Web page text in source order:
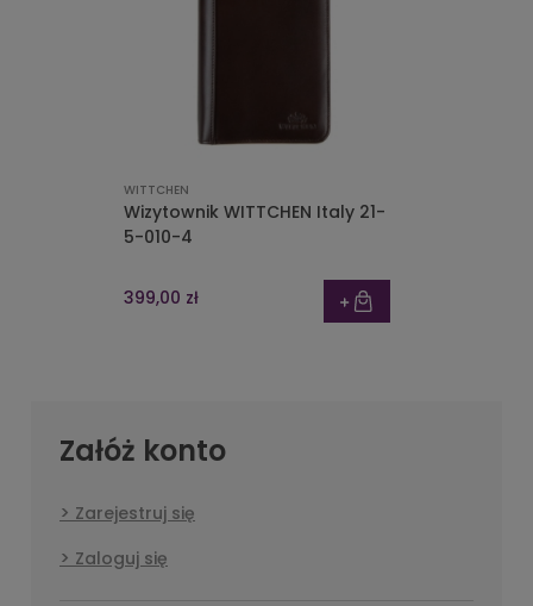
WITTCHEN
Wizytownik WITTCHEN Italy 21-
5-010-4
399,00 zł
Załóż konto
Zarejestruj się
Zaloguj się